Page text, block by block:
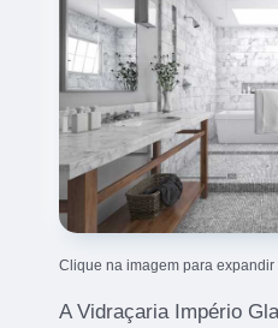
Clique na imagem para expandir
A Vidraçaria Império